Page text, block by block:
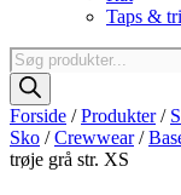
Taps &
Products
search
Forside /Produkter/
Sko /Crewwear/
trøje grå str. XS